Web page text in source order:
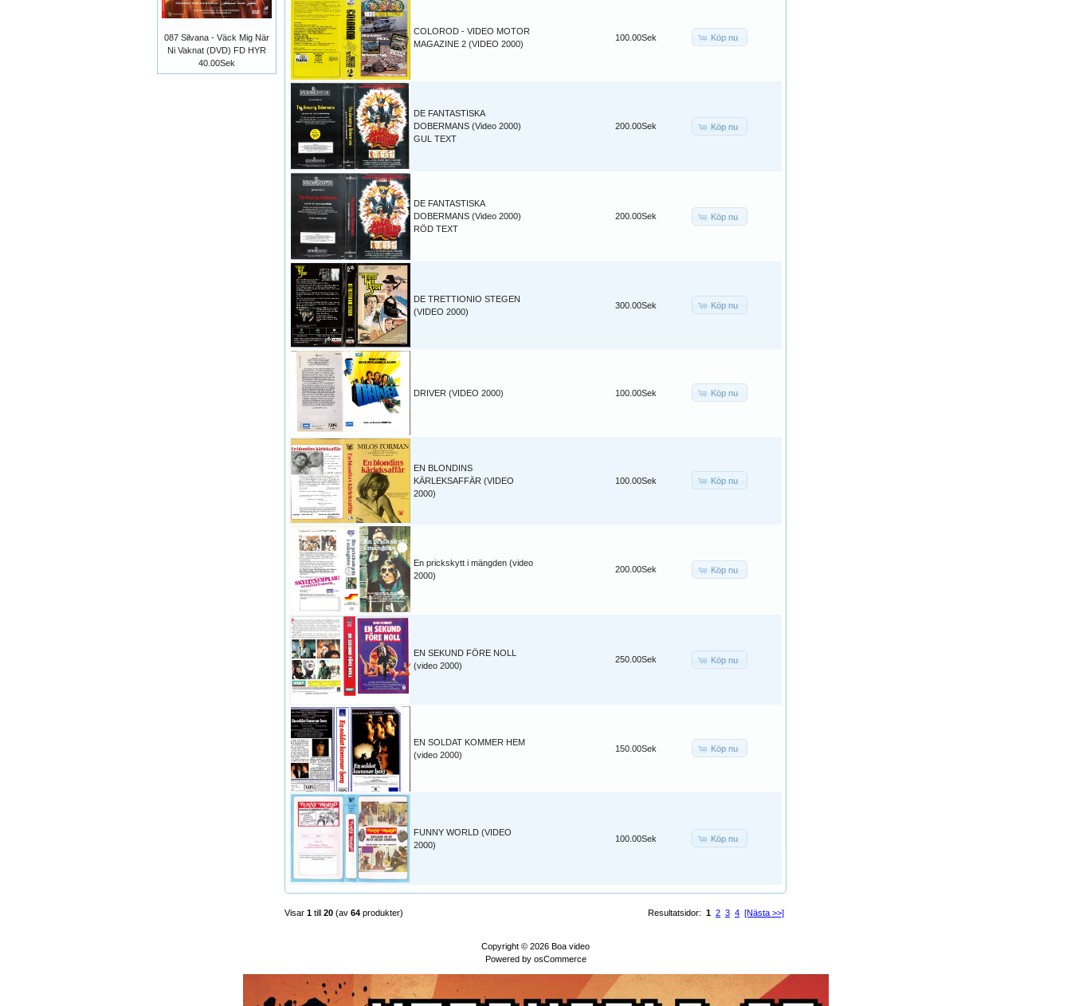
COLOROD - VIDEO MOTOR
MAGAZINE 2 (VIDEO 2000)
100.00Sek Köp nu
DE FANTASTISKA
DOBERMANS (Video 2000)
GUL TEXT
200.00Sek Köp nu
DE FANTASTISKA
DOBERMANS (Video 2000)
RÖD TEXT
200.00Sek Köp nu
DE TRETTIONIO STEGEN
(VIDEO 2000)
300.00Sek Köp nu
DRIVER (VIDEO 2000) 100.00Sek Köp nu
EN BLONDINS
KÄRLEKSAFFÄR (VIDEO
2000)
100.00Sek Köp nu
En prickskytt i mängden (video
2000)
200.00Sek Köp nu
EN SEKUND FÖRE NOLL
(video 2000)
250.00Sek Köp nu
EN SOLDAT KOMMER HEM
(video 2000)
150.00Sek Köp nu
FUNNY WORLD (VIDEO
2000)
100.00Sek Köp nu
Resultatsidor: 1 2 3 4 [Nästa >>]
Visar 1 till 20 (av 64 produkter)
087 Silvana - Väck Mig När
Ni Vaknat (DVD) FD HYR
40.00Sek
Copyright © 2026 Boa video
Powered by osCommerce